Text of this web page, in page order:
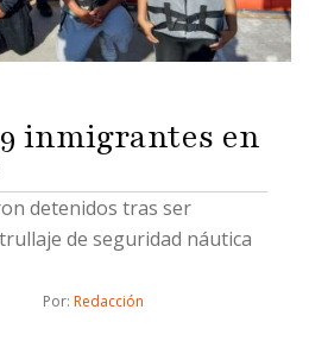
inmigrantes en
detenidos tras ser
de seguridad náutica
Por: Redacción